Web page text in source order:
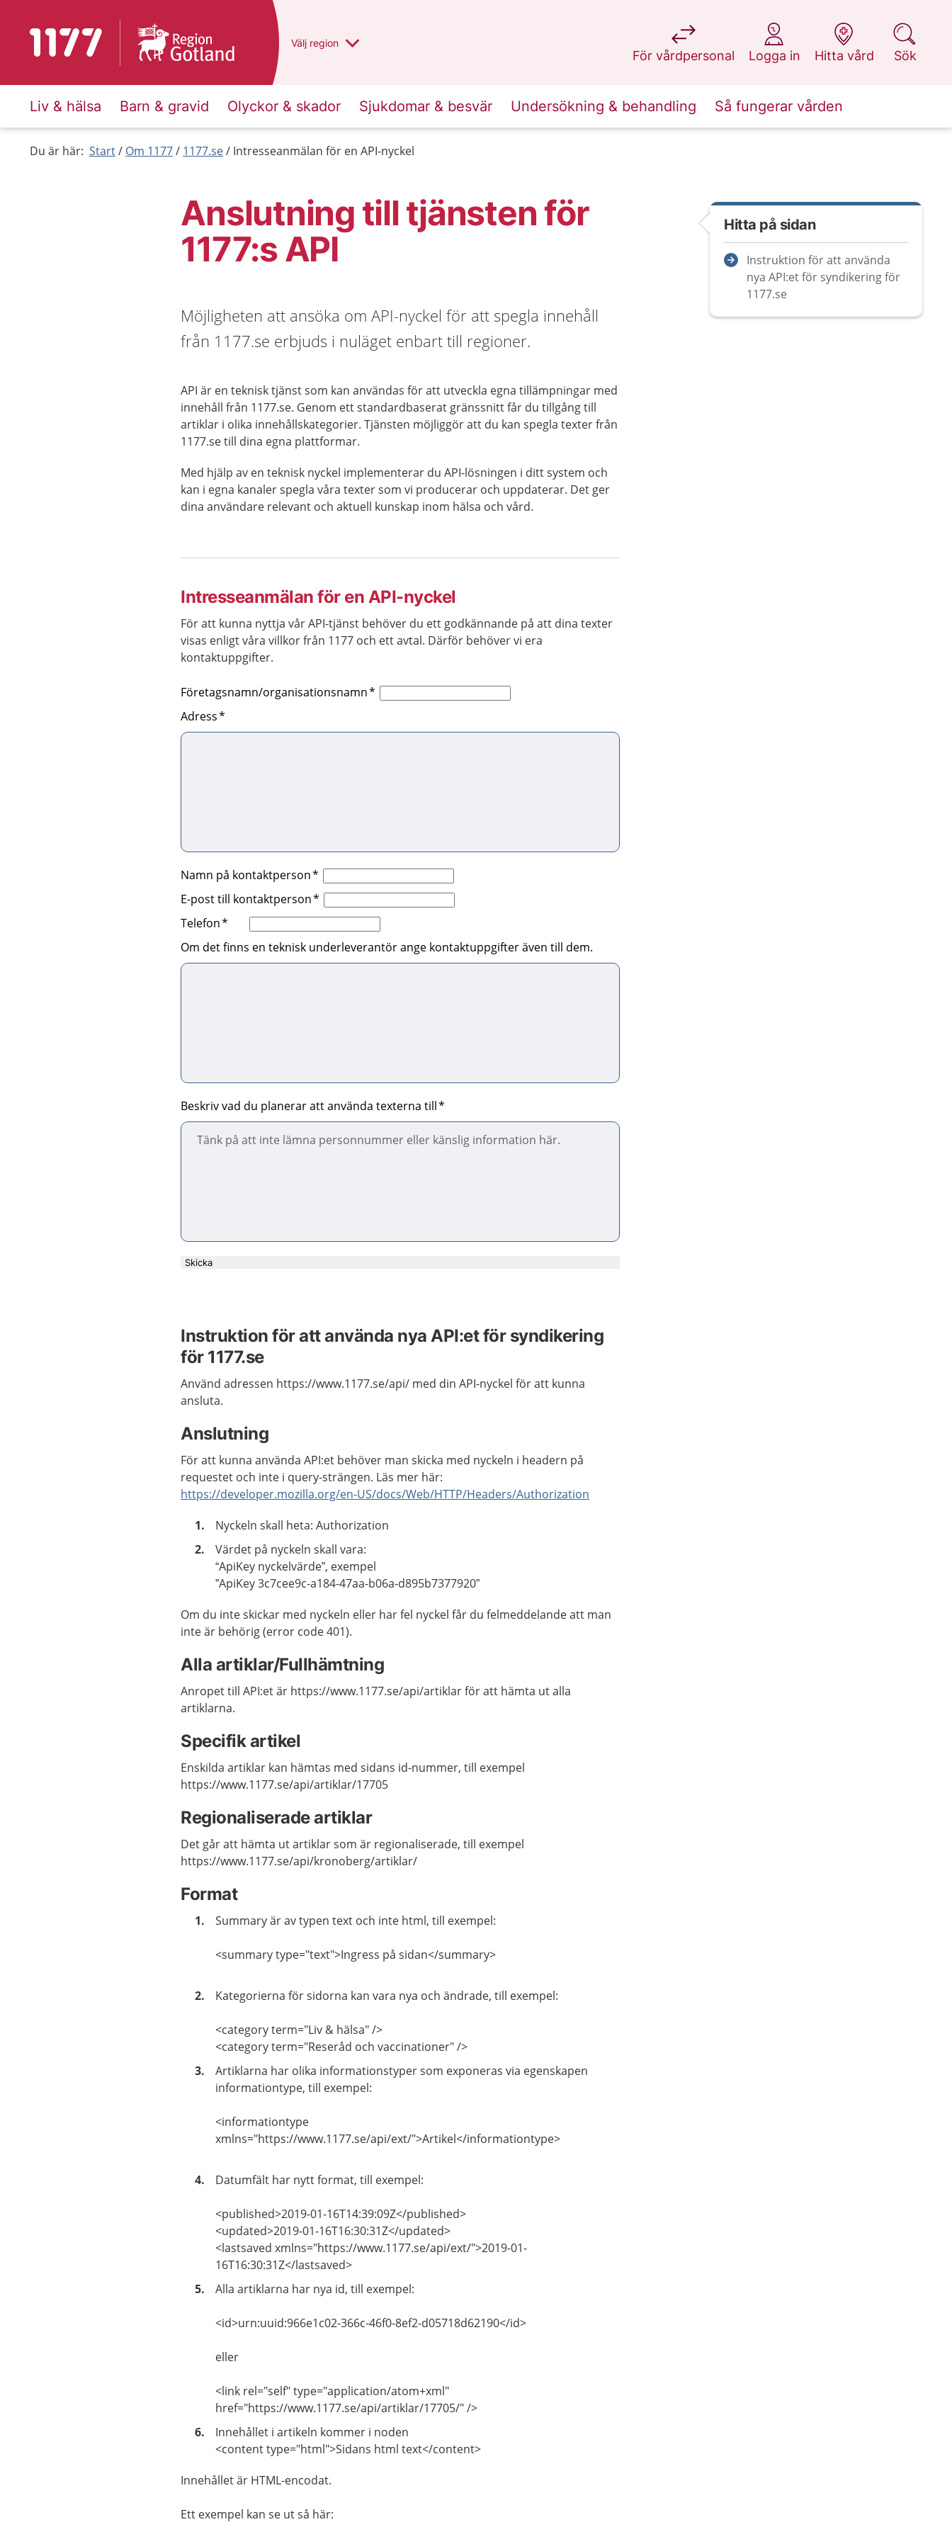
Till startsidan för 1177 Du har valt region
Välj en annan
region
För vårdpersonal
på 1177.se
Logga in
på 1177.se
Hitta vård
på 1177.se
Sök
på 1177.se
Liv & hälsa Barn & gravid Olyckor & skador Sjukdomar & besvär Undersökning & behandling Så fungerar vården
Du är här: Start Om 1177 1177.se Intresseanmälan för en API-nyckel
Anslutning till tjänsten för
1177:s API
Möjligheten att ansöka om API-nyckel för att spegla innehåll
från 1177.se erbjuds i nuläget enbart till regioner.
API är en teknisk tjänst som kan användas för att utveckla egna tillämpningar med
innehåll från 1177.se. Genom ett standardbaserat gränssnitt får du tillgång till
artiklar i olika innehållskategorier. Tjänsten möjliggör att du kan spegla texter från
1177.se till dina egna plattformar.
Med hjälp av en teknisk nyckel implementerar du API-lösningen i ditt system och
kan i egna kanaler spegla våra texter som vi producerar och uppdaterar. Det ger
dina användare relevant och aktuell kunskap inom hälsa och vård.
Intresseanmälan för en API-nyckel
För att kunna nyttja vår API-tjänst behöver du ett godkännande på att dina texter
visas enligt våra villkor från 1177 och ett avtal. Därför behöver vi era
kontaktuppgifter.
Företagsnamn/organisationsnamn
Adress
Namn på kontaktperson
E-post till kontaktperson
Telefon
Om det finns en teknisk underleverantör ange kontaktuppgifter även till dem.
Beskriv vad du planerar att använda texterna till
Skicka
Instruktion för att använda nya API:et för syndikering
för 1177.se
Använd adressen https://www.1177.se/api/ med din API-nyckel för att kunna
ansluta.
Anslutning
För att kunna använda API:et behöver man skicka med nyckeln i headern på
requestet och inte i query-strängen. Läs mer här:
https://developer.mozilla.org/en-US/docs/Web/HTTP/Headers/Authorization
Nyckeln skall heta: Authorization
Värdet på nyckeln skall vara:
“ApiKey nyckelvärde”, exempel
”ApiKey 3c7cee9c-a184-47aa-b06a-d895b7377920”
Om du inte skickar med nyckeln eller har fel nyckel får du felmeddelande att man
inte är behörig (error code 401).
Alla artiklar/Fullhämtning
Anropet till API:et är https://www.1177.se/api/artiklar för att hämta ut alla
artiklarna.
Specifik artikel
Enskilda artiklar kan hämtas med sidans id-nummer, till exempel
https://www.1177.se/api/artiklar/17705
Regionaliserade artiklar
Det går att hämta ut artiklar som är regionaliserade, till exempel
https://www.1177.se/api/kronoberg/artiklar/
Format
Summary är av typen text och inte html, till exempel:
<summary type="text">Ingress på sidan</summary>
Kategorierna för sidorna kan vara nya och ändrade, till exempel:
<category term="Liv & hälsa" />
<category term="Reseråd och vaccinationer" />
Artiklarna har olika informationstyper som exponeras via egenskapen
informationtype, till exempel:
<informationtype
xmlns="https://www.1177.se/api/ext/">Artikel</informationtype>
Datumfält har nytt format, till exempel:
<published>2019-01-16T14:39:09Z</published>
<updated>2019-01-16T16:30:31Z</updated>
<lastsaved xmlns="https://www.1177.se/api/ext/">2019-01-
16T16:30:31Z</lastsaved>
Alla artiklarna har nya id, till exempel:
<id>urn:uuid:966e1c02-366c-46f0-8ef2-d05718d62190</id>
eller
<link rel="self" type="application/atom+xml"
href="https://www.1177.se/api/artiklar/17705/" />
Innehållet i artikeln kommer i noden
<content type="html">Sidans html text</content>
Innehållet är HTML-encodat.
Ett exempel kan se ut så här:
Hitta på sidan
Instruktion för att använda
nya API:et för syndikering för
1177.se